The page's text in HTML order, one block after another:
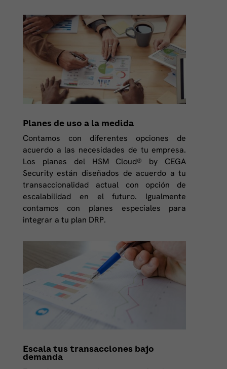
Planes de uso a la medida
Contamos con diferentes opciones de
acuerdo a las necesidades de tu empresa.
Los planes del HSM Cloud® by CEGA
Security están diseñados de acuerdo a tu
transaccionalidad actual con opción de
escalabilidad en el futuro. Igualmente
contamos con planes especiales para
integrar a tu plan DRP.
Escala tus transacciones bajo
demanda